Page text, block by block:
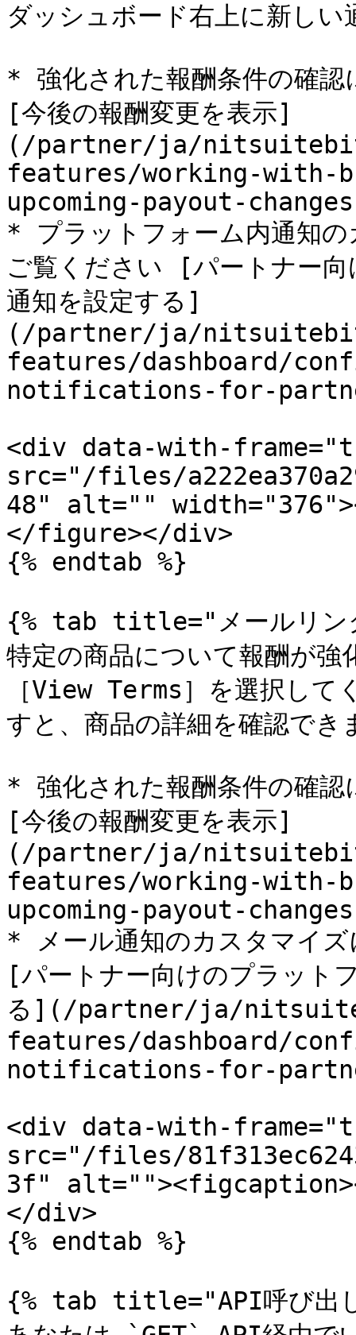
ダッシュボード右上に新しい
* 強化された報酬条件の確認
[今後の報酬変更を表示]
(/partner/ja/
features/working-with-
upcoming-payout-
* プラットフォーム内通知
ご覧ください [パートナー向
通知を設定する]
(/partner/ja/
features/dashboard/
notifications-for-
<div data-with-
src="/files/
48" alt=""
</figure></div>
{% endtab %}
{% tab title="メールリン
特定の商品について報酬が
［View Terms］を選択し
すと、商品の詳細を確認でき
* 強化された報酬条件の確認
[今後の報酬変更を表示]
(/partner/ja/
features/working-with-
upcoming-payout-
* メール通知のカスタマイ
[パートナー向けのプラット
る](/partner/ja/
features/dashboard/
notifications-for-
<div data-with-
src="/files/
3f"
</div>
{% endtab %}
{% tab title="API呼び出